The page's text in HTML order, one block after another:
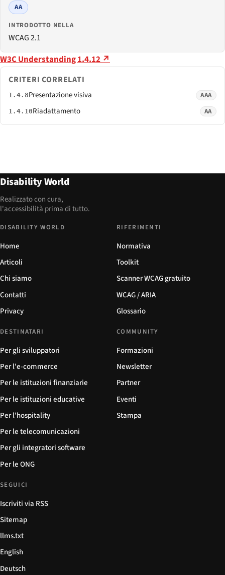
AA
INTRODOTTO NELLA
WCAG 2.1
W3C Understanding 1.4.12 ↗
CRITERI CORRELATI
1.4.8Presentazione visiva AAA
1.4.10Riadattamento AA
Disability World
Realizzato con cura,
l'accessibilità prima di tutto.
DISABILITY WORLD
Home
Articoli
Chi siamo
Contatti
Privacy
RIFERIMENTI
Normativa
Toolkit
Scanner WCAG gratuito
WCAG / ARIA
Glossario
DESTINATARI
Per gli sviluppatori
Per l'e-commerce
Per le istituzioni finanziarie
Per le istituzioni educative
Per l'hospitality
Per le telecomunicazioni
Per gli integratori software
Per le ONG
COMMUNITY
Formazioni
Newsletter
Partner
Eventi
Stampa
SEGUICI
Iscriviti via RSS
Sitemap
llms.txt
English
Deutsch